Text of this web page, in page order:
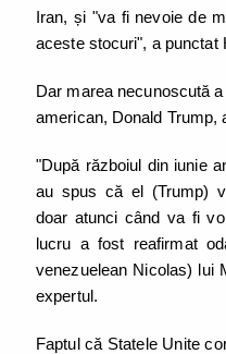
Iran, și "va fi nevoie de
aceste stocuri", a punctat
Dar marea necunoscută
american, Donald Trump,
"După războiul din iunie
au spus că el (Trump)
doar atunci când va fi
lucru a fost reafirmat
venezuelean Nicolas) lui
expertul.
Faptul că Statele Unite